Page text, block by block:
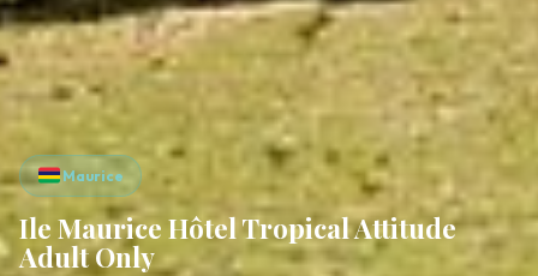
Maurice
Ile Maurice Hôtel Tropical Attitude
Adult Only